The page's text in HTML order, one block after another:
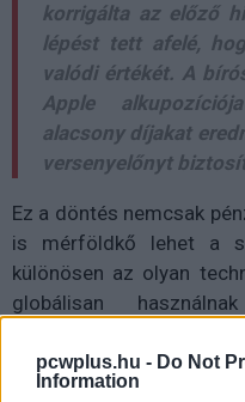
pcwplus.hu - Do Not
Information
korrigálta az előző
lépést tett afelé,
valódi értékét. A
Apple
alacsony díjakat
versenyelőnyt
Ez a döntés nemcsak
is mérföldkő lehet a
különösen az olyan
globálisan